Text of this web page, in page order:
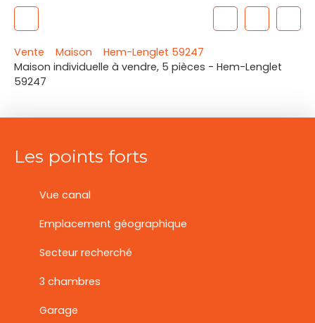
Vente Maison
Hem-Lenglet 59247
Maison individuelle à vendre, 5 pièces - Hem-Lenglet
59247
Les points forts
Vue canal
Emplacement géographique
Secteur recherché
3 chambres
Garage